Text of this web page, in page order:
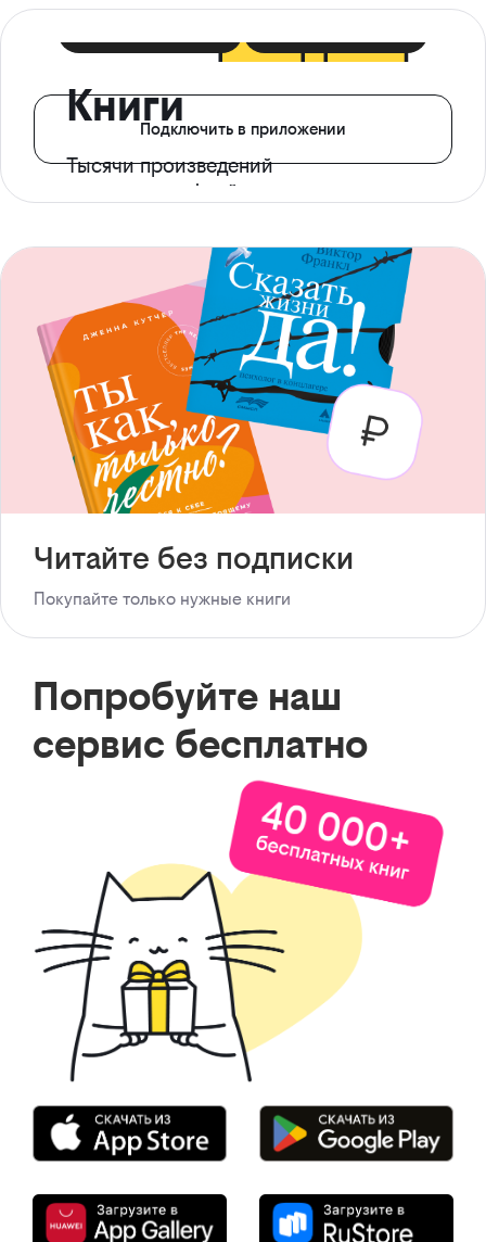
Книги
Тысячи произведений
с доступом офлайн
Подключить в приложении
Читайте без подписки
Покупайте только нужные книги
Попробуйте наш
сервис бесплатно